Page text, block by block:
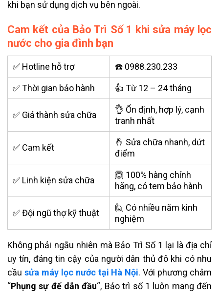
khi bạn sử dụng dịch vụ bên ngoài.
Cam kết của Bảo Trì Số 1 khi sửa máy lọc
nước cho gia đình bạn
✅ Hotline hỗ trợ ☎️ 0988.230.233
✅ Thời gian bảo hành 👍 Từ 12 – 24 tháng
✅ Giá thành sửa chữa
👌 Ổn định, hợp lý, cạnh
tranh nhất
✅ Cam kết
🤞 Sửa chữa nhanh, dứt
điểm
✅ Linh kiện sửa chữa
🙆 100% hàng chính
hãng, có tem bảo hành
✅ Đội ngũ thợ kỹ thuật
🙋 Có nhiều năm kinh
nghiệm
Không phải ngẫu nhiên mà Bảo Trì Số 1 lại là địa chỉ
uy tín, đáng tin cậy của người dân thủ đô khi có nhu
cầu sửa máy lọc nước tại Hà Nội. Với phương châm
“Phụng sự để dẫn đầu“, Bảo trì số 1 luôn mang đến